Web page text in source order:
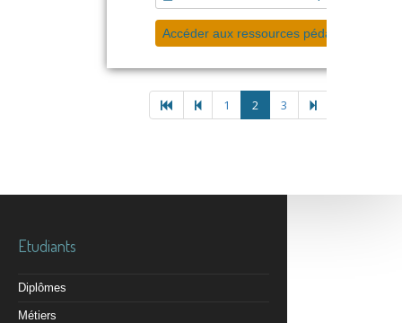
Accéder aux ressources pédagogiques
1 2 3
Etudiants
Diplômes
Métiers